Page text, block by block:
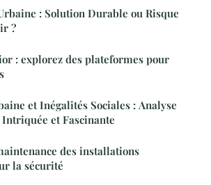
: Solution Durable ou Risque
?
: explorez des plateformes pour
et Inégalités Sociales : Analyse
et Fascinante
des installations
la sécurité